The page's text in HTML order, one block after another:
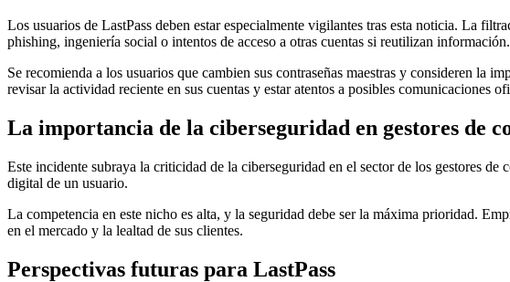
Los usuarios de LastPass deben estar especialmente vigilantes tras esta noticia. La
phishing, ingeniería social o intentos de acceso a otras cuentas si reutilizan información.
Se recomienda a los usuarios que cambien sus contraseñas maestras y consideren la
revisar la actividad reciente en sus cuentas y estar atentos a posibles comunicaciones
La importancia de la ciberseguridad en gestores de
Este incidente subraya la criticidad de la ciberseguridad en el sector de los gestores
digital de un usuario.
La competencia en este nicho es alta, y la seguridad debe ser la máxima prioridad.
en el mercado y la lealtad de sus clientes.
Perspectivas futuras para LastPass